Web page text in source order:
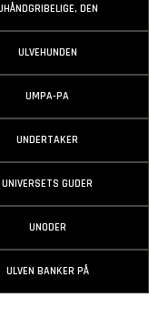
DEN
ULVEHUNDEN
UMPA-PA
UNDERTAKER
UNIVERSETS GUDER
UNODER
ULVEN BANKER PÅ